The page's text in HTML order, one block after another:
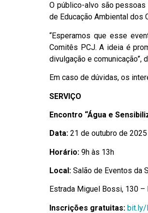
O público-alvo são pessoas
de Educação Ambiental dos
“Esperamos que esse
Comitês PCJ. A ideia é
divulgação e comunicação”,
Em caso de dúvidas, os
SERVIÇO
Encontro “Água e
Data: 21 de outubro de 2025
Horário: 9h às 13h
Local: Salão de Eventos da
Estrada Miguel Bossi, 130 –
Inscrições gratuitas: bit.ly/